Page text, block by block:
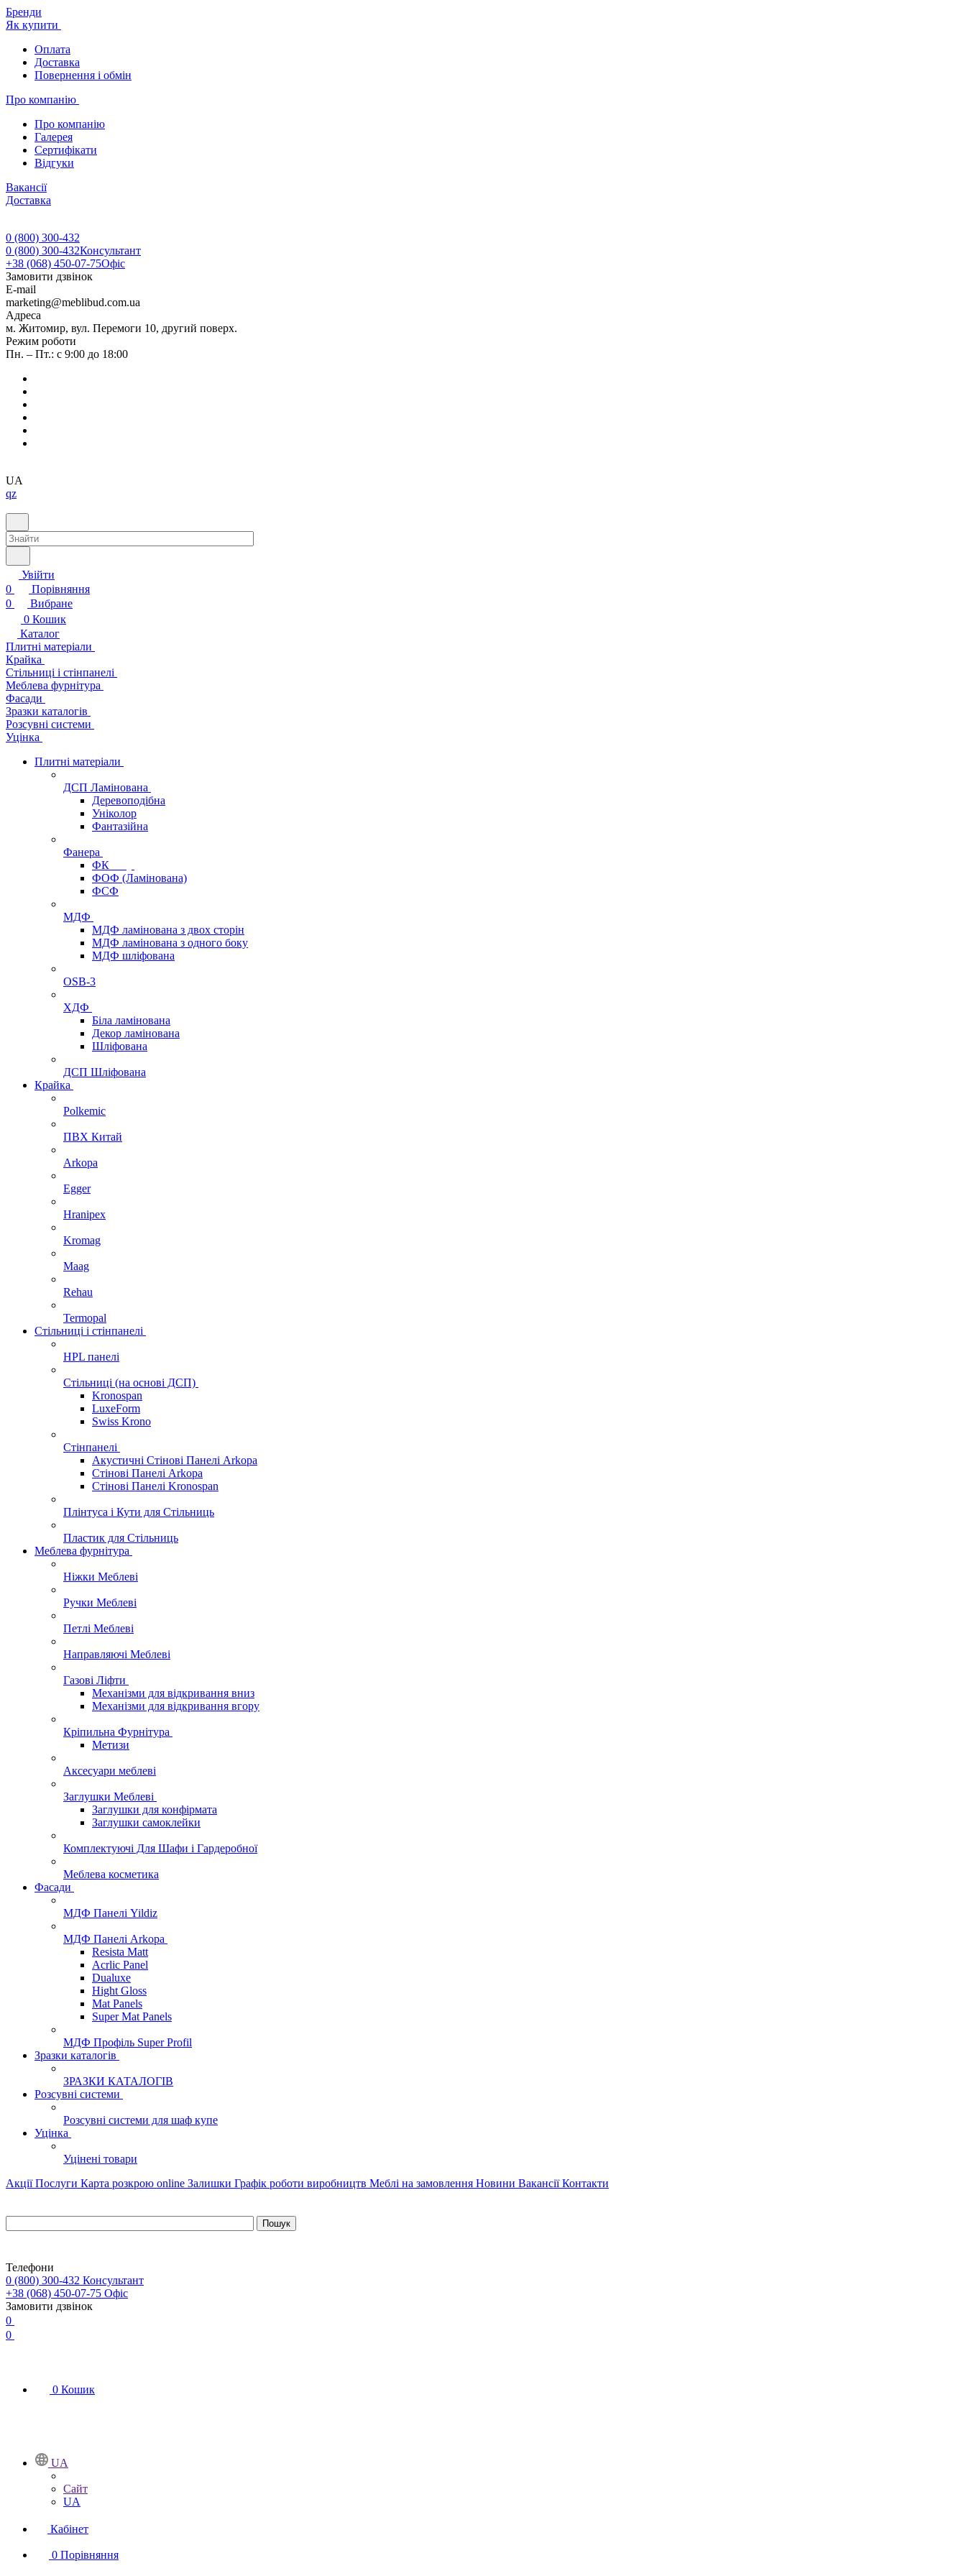
Бренди
Як купити
Оплата
Доставка
Повернення і обмін
Про компанію
Про компанію
Галерея
Сертифікати
Відгуки
Вакансії
Доставка
0 (800) 300-432
0 (800) 300-432Консультант
+38 (068) 450-07-75Офіс
Замовити дзвінок
E-mail
marketing@meblibud.com.ua
Адреса
м. Житомир, вул. Перемоги 10, другий поверх.
Режим роботи
Пн. – Пт.: с 9:00 до 18:00
UA
qz
Увійти
0
Порівняння
0
Вибране
0 Кошик
Каталог
Плитні матеріали
Крайка
Стільниці і стінпанелі
Меблева фурнітура
Фасади
Зразки каталогів
Розсувні системи
Уцінка
Плитні матеріали
ДСП Ламінована
Деревоподібна
Уніколор
Фантазійна
Фанера
ФК
ФОФ (Ламінована)
ФСФ
МДФ
МДФ ламінована з двох сторін
МДФ ламінована з одного боку
МДФ шліфована
OSB-3
ХДФ
Біла ламінована
Декор ламінована
Шліфована
ДСП Шліфована
Крайка
Polkemic
ПВХ Китай
Arkopa
Egger
Hranipex
Kromag
Maag
Rehau
Termopal
Стільниці і стінпанелі
HPL панелі
Стільниці (на основі ДСП)
Kronospan
LuxeForm
Swiss Krono
Стінпанелі
Акустичні Стінові Панелі Аrkopa
Стінові Панелі Arkopa
Стінові Панелі Kronospan
Плінтуса і Кути для Стільниць
Пластик для Стільниць
Меблева фурнітура
Ніжки Меблеві
Ручки Меблеві
Петлі Меблеві
Направляючі Меблеві
Газові Ліфти
Механізми для відкривання вниз
Механізми для відкривання вгору
Кріпильна Фурнітура
Метизи
Аксесуари меблеві
Заглушки Меблеві
Заглушки для конфірмата
Заглушки самоклейки
Комплектуючі Для Шафи і Гардеробної
Меблева косметика
Фасади
МДФ Панелі Yildiz
МДФ Панелі Arkopa
Resista Matt
Acrlic Panel
Dualuxe
Hight Gloss
Mat Panels
Super Mat Panels
МДФ Профіль Super Profil
Зразки каталогів
ЗРАЗКИ КАТАЛОГІВ
Розсувні системи
Розсувні системи для шаф купе
Уцінка
Уцінені товари
Акції Послуги Карта розкрою online Залишки Графік роботи виробництв Меблі на замовлення Новини Вакансії Контакти
Телефони
0 (800) 300-432 Консультант
+38 (068) 450-07-75 Офіс
Замовити дзвінок
0
0
0 Кошик
UA
Сайт
UA
Кабінет
0 Порівняння